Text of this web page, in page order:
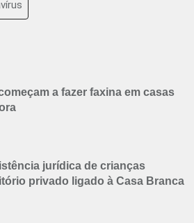
a fazer faxina em casas
jurídica de crianças
privado ligado à Casa Branca